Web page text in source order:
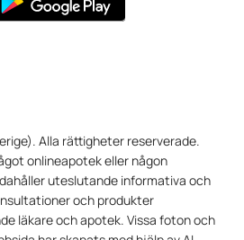
Alla rättigheter reserverade.
onlineapotek eller någon
uteslutande informativa och
och produkter
läkare och apotek. Vissa foton och